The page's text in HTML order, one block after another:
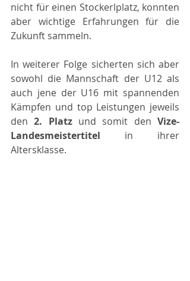
nicht für einen Stockerlplatz, konnten
aber wichtige Erfahrungen für die
Zukunft sammeln.
In weiterer Folge sicherten sich aber
sowohl die Mannschaft der U12 als
auch jene der U16 mit spannenden
Kämpfen und top Leistungen jeweils
den 2. Platz und somit den Vize-
Landesmeistertitel in ihrer
Altersklasse.